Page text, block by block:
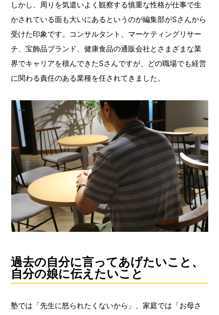
しかし、周りを気遣いよく観察する慎重な性格が仕事で生
かされている面も大いにあるというのが編集部がSさんから
受けた印象です。コンサルタント、マーケティングリサー
チ、宝飾品ブランド、健康食品の通販会社とさまざまな業
界でキャリアを積んできたSさんですが、どの職場でも経営
に関わる責任のある業種を任されてきました。
過去の自分に言ってあげたいこと、
自分の娘に伝えたいこと
塾では「先生に怒られたくないから」、家庭では「お母さ